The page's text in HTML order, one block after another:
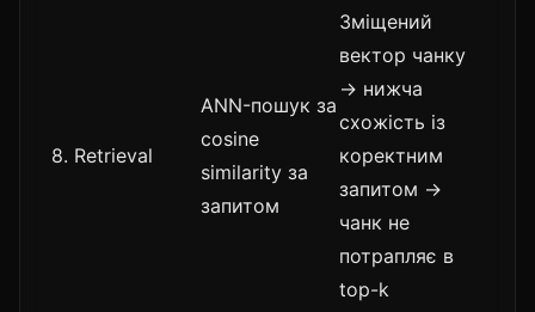
8. Retrieval
ANN-пошук за
cosine
similarity за
запитом
Зміщений
вектор чанку
→ нижча
схожість із
коректним
запитом →
чанк не
потрапляє в
top-k